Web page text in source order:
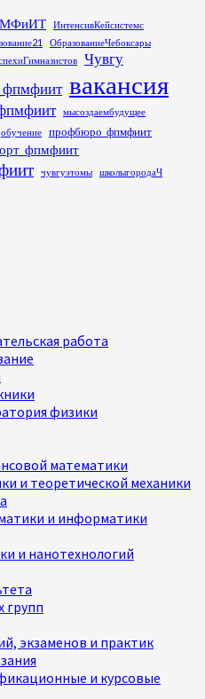
ИнтенсивКейсистемс
ОбразованиеЧебоксары
Чувгу
вакансия
мысоздаембудущее
обучение профбюро_фпмфиит
чувгуэтомы школыгородаЧ
работа
физики
математики
и теоретической механики
и информатики
и нанотехнологий
групп
экзаменов и практик
и курсовые